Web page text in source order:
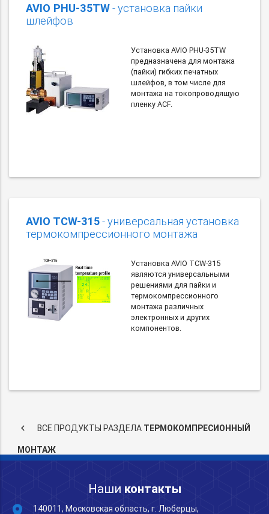
AVIO PHU-35TW- установка пайки
шлейфов
Установка AVIO PHU-35TW
предназначена для монтажа
(пайки) гибких печатных
шлейфов, в том числе для
монтажа на токопроводящую
пленку ACF.
AVIO TCW-315- универсальная установка
термокомпрессионного монтажа
Установка AVIO TCW-315
являются универсальными
решениями для пайки и
термокомпрессионного
монтажа различных
электронных и других
компонентов.
keyboard_arrow_left ВСЕ ПРОДУКТЫ РАЗДЕЛА ТЕРМОКОМПРЕСИОННЫЙ
МОНТАЖ
Наши контакты
140011, Московская область, г. Люберцы,